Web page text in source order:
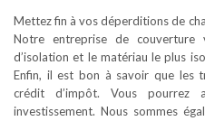
Mettez fin à vos déperditions de
Notre entreprise de
d’isolation et le matériau le plus
Enfin, il est bon à savoir que les
crédit d’impôt. Vous
investissement. Nous sommes